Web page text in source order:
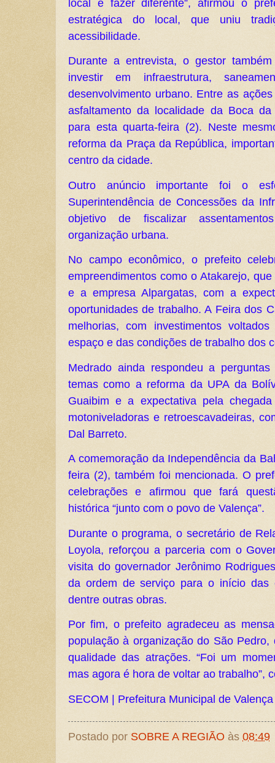
estratégica do local, que uniu
acessibilidade.
Durante a entrevista, o gestor
investir em infraestrutura,
desenvolvimento urbano. Entre as
asfaltamento da localidade da Boca
para esta quarta-feira (2). Neste
reforma da Praça da República,
centro da cidade.
Outro anúncio importante foi o
Superintendência de Concessões da
objetivo de fiscalizar
organização urbana.
No campo econômico, o prefeito
empreendimentos como o Atakarejo,
e a empresa Alpargatas, com a
oportunidades de trabalho. A Feira dos
melhorias, com investimentos
espaço e das condições de trabalho dos
Medrado ainda respondeu a
temas como a reforma da UPA da
Guaibim e a expectativa pela
motoniveladoras e retroescavadeiras,
Dal Barreto.
A comemoração da Independência da
feira (2), também foi mencionada. O
celebrações e afirmou que fará
histórica “junto com o povo de Valença”.
Durante o programa, o secretário de
Loyola, reforçou a parceria com o
visita do governador Jerônimo
da ordem de serviço para o início das
dentre outras obras.
Por fim, o prefeito agradeceu as
população à organização do São
qualidade das atrações. “Foi um
mas agora é hora de voltar ao trabalho”,
SECOM | Prefeitura Municipal de Valença
Postado por SOBRE A REGIÃO às 08:49